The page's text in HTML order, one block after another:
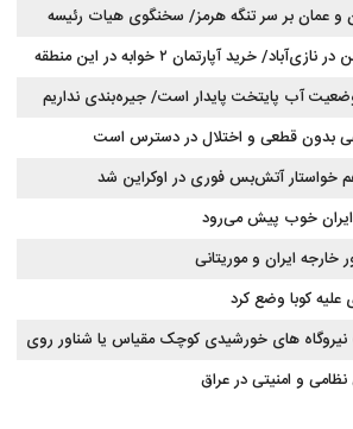
و عمان بر سر تنگه هرمز/ سخنگوی هیات رئیسه
مسیر تردد دریایی در تنگه، در آستانه نهایی شدن
لیست قیمت خرید مسکن در نازی‌آباد/ خرید آپارتمان ۲ خوابه در این منطقه
مردادماه ۱۴۰۵
آب پایتخت پایدار است/ جیره‌بندی نداریم
بدون قطعی و اختلال در دسترس است
خواستار آتش‌بس فوری در اوکراین شد
ایران خوب پیش می‌رود
خارجه ایران و موریتانی
کوبا وضع کرد
نیروگاه های خورشیدی کوچک مقیاس یا شناور روی
و امنیتی در عراق